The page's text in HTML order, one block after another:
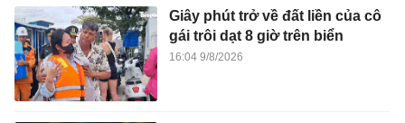
Giây phút trở về đất liền của cô
gái trôi dạt 8 giờ trên biển
16:04 9/8/2026